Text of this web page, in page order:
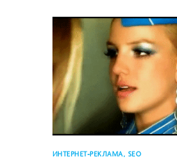
ИНТЕРНЕТ-РЕКЛАМА, SEO